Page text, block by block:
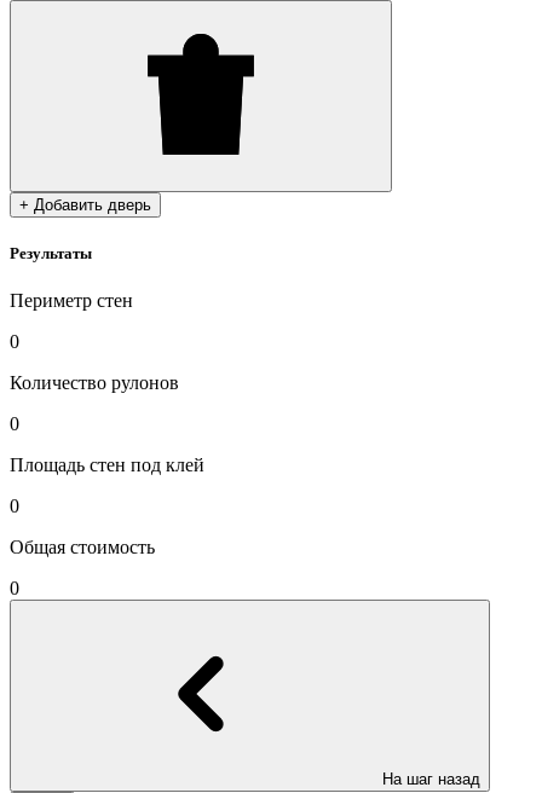
+ Добавить дверь
Результаты
Периметр стен
0
Количество рулонов
0
Площадь стен под клей
0
Общая стоимость
0
На шаг назад